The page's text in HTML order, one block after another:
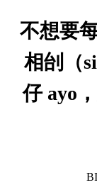
不想要
相刣（
仔 ayo